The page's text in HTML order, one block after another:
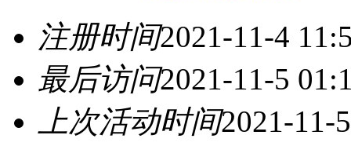
注册时间2021-11-4
最后访问2021-11-5
上次活动时间2021-11-